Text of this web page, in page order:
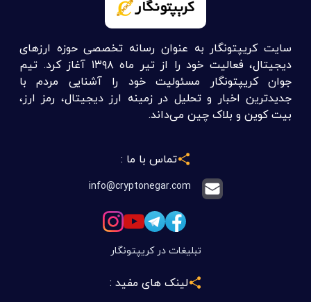
سایت کریپتونگار به عنوان رسانه تخصصی حوزه ارزهای
دیجیتال، فعالیت خود را از تیر ماه ۱۳۹۸ آغاز کرد. تیم
جوان کریپتونگار مسئولیت خود را آشنایی مردم با
جدیدترین اخبار و تحلیل در زمینه ارز دیجیتال، رمز ارز،
بیت کوین و بلاک چین می‌داند.
تماس با ما :
info@cryptonegar.com
تبلیغات در کریپتونگار
لینک های مفید :